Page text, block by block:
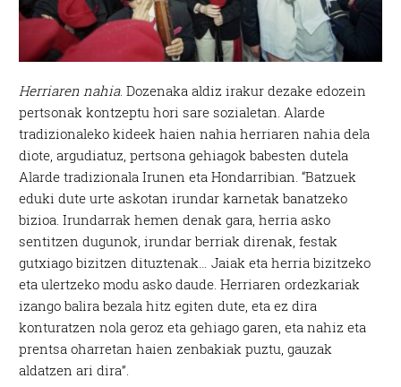
Herriaren nahia. Dozenaka aldiz irakur dezake edozein
pertsonak kontzeptu hori sare sozialetan. Alarde
tradizionaleko kideek haien nahia herriaren nahia dela
diote, argudiatuz, pertsona gehiagok babesten dutela
Alarde tradizionala Irunen eta Hondarribian. “Batzuek
eduki dute urte askotan irundar karnetak banatzeko
bizioa. Irundarrak hemen denak gara, herria asko
sentitzen dugunok, irundar berriak direnak, festak
gutxiago bizitzen dituztenak… Jaiak eta herria bizitzeko
eta ulertzeko modu asko daude. Herriaren ordezkariak
izango balira bezala hitz egiten dute, eta ez dira
konturatzen nola geroz eta gehiago garen, eta nahiz eta
prentsa oharretan haien zenbakiak puztu, gauzak
aldatzen ari dira”.